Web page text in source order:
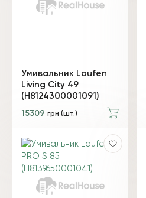
Умивальник Laufen
Living City 49
(H8124300001091)
15309 грн (шт.)